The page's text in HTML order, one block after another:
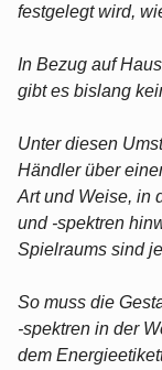
festgelegt wird,
In Bezug auf
gibt es bislang
Unter diesen
Händler über
Art und Weise, in
und ‑spektren
Spielraums sind
So muss die
‑spektren in der
dem